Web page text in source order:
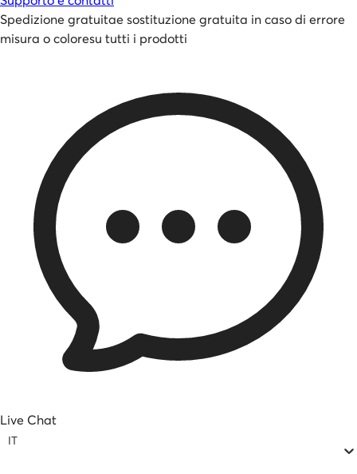
Spedizione gratuitae sostituzione gratuita in caso di errore
misura o coloresu tutti i prodotti
Live Chat
IT